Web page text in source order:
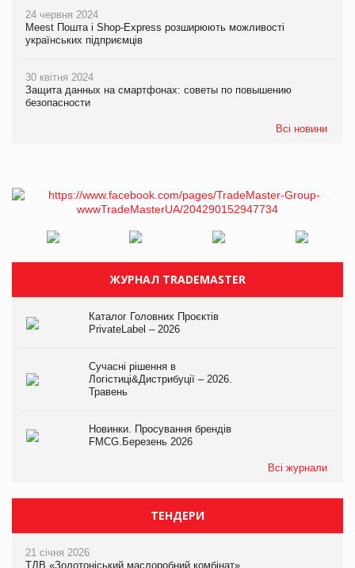
24 червня 2024
Meest Пошта і Shop-Express розширюють можливості
українських підприємців
30 квітня 2024
Защита данных на смартфонах: советы по повышению
безопасности
Всі новини
ЖУРНАЛ TRADEMASTER
Каталог Головних Проєктів
PrivateLabel – 2026
Сучасні рішення в
Логістиці&Дистрибуції – 2026.
Травень
Новинки. Просування брендів
FMCG.Березень 2026
Всі журнали
ТЕНДЕРИ
21 січня 2026
ТДВ «Золотоніський маслоробний комбінат»